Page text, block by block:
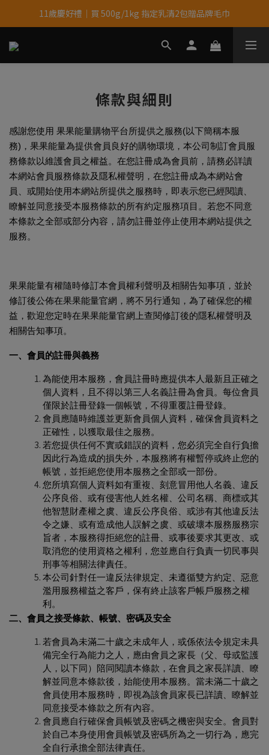
果果11歲慶｜App 下單享 5% 購物金回饋
11歲慶好禮｜買 500g/1kg 指定乳清2包贈品牌毛巾
果果11歲慶｜App 下單享 5% 購物金回饋
條款與細則
感謝您使用 果果能量購物平台所提供之服務(以下簡稱本服
務) ，果果能量為提供會員良好的購物環境，本公司制訂會員服
務條款以維護會員之權益。在您註冊成為會員前，請務必詳讀
本網站會員服務條款及隱私權聲明，在您註冊成為本網站會
員、或開始使用本網站所提供之服務時，即表示您已經閱讀、
瞭解並同意接受本服務條款的所有約定服務項目。若您不同意
本條款之全部或部分內容，請勿註冊並停止使用本網站提供之
服務。
果果能量有權隨時修訂本會員權利聲明及相關告知事項，並於
修訂後公佈在果果能量官網，將不另行通知，為了確保您的權
益，歡迎您定時在果果能量官網上查閱修訂後的隱私權聲明及
相關告知事項。
一、會員的註冊與義務
為能使用本服務，會員註冊時應提供本人最新且正確之
個人資料，且不得以第三人名義註冊為會員。每位會員
僅限於註冊登錄一個帳號，不得重覆註冊登錄。
會員應隨時維護並更新會員個人資料，確保會員資料之
正確性，以獲取最佳之服務。
若您提供任何不實或錯誤的資料，您必須完全自行負擔
因此行為造成的損失外，本服務將有權暫停或終止您的
帳號，並拒絕您使用本服務之全部或一部份。
您所填寫個人資料如有重複、刻意冒用他人名義、違反
公序良俗、或有侵害他人姓名權、公司名稱、商標或其
他智慧財產權之虞、違反公序良俗、或涉有其他違反法
令之嫌、或有造成他人誤解之虞、或破壞本服務服務宗
旨者，本服務得拒絕您的註冊、或事後要求其更改、或
取消您的使用資格之權利，您並應自行負責一切民事與
刑事等相關法律責任。
本公司針對任一違反法律規定、未遵循雙方約定、惡意
濫用服務權益之客戶，保有終止該客戶帳戶服務之權
利。
二、會員之接受條款、帳號、密碼及安全
若會員為未滿二十歲之未成年人，或係依法令規定未具
備完全行為能力之人，應由會員之家長（父、母或監護
人，以下同）陪同閱讀本條款，在會員之家長詳讀、瞭
解並同意本條款後，始能使用本服務。當未滿二十歲之
會員使用本服務時，即視為該會員家長已詳讀、瞭解並
同意接受本條款之所有內容。
會員應自行確保會員帳號及密碼之機密與安全。會員對
於自己本身使用會員帳號及密碼所為之一切行為，應完
全自行承擔全部法律責任。